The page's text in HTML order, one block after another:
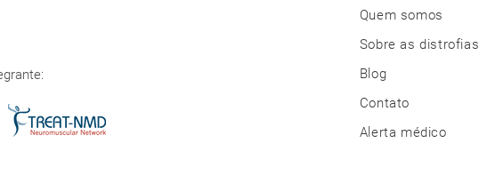
Quem somos
Sobre as distrofias
Blog
Contato
Alerta médico